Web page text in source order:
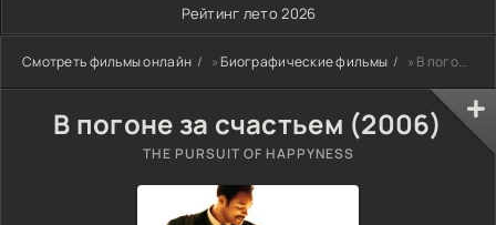
Рейтинг лето 2026
Смотреть фильмы онлайн »Биографические фильмы » В погоне за счастьем (2006)
В погоне за счастьем (2006)
THE PURSUIT OF HAPPYNESS